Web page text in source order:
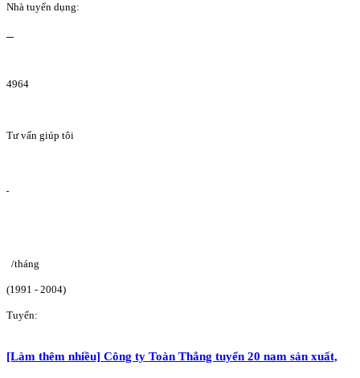
Nhà tuyển dụng:
4964
Tư vấn giúp tôi
/tháng
(1991 - 2004)
Tuyển:
[Làm thêm nhiều] Công ty Toàn Thắng tuyển 20 nam sản xuất,